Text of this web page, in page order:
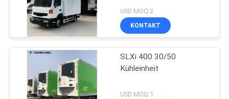
USD MOQ:2
KONTAKT
SLXi 400 30/50
Kühleinheit
USD MOQ:1